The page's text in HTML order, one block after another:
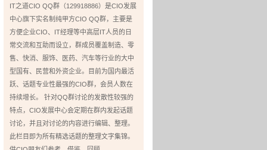
IT之道CIO QQ群（129918886）是CIO发展
中心旗下实名制纯甲方CIO QQ群，主要是
方便企业CIO、IT经理等中高层IT人员的日
常交流和互助而设立，群成员覆盖制造、零
售、快消、服饰、医药、汽车等行业的大中
型国有、民营和外资企业。目前为国内最活
跃、话题专业性最强的CIO群，会员人数在
持续增长。 针对QQ群讨论的发散性较强的
特点，CIO发展中心会定期在群内发起话题
讨论，并且对讨论的内容进行编辑、整理。
此栏目即为所有精选话题的整理文字集锦。